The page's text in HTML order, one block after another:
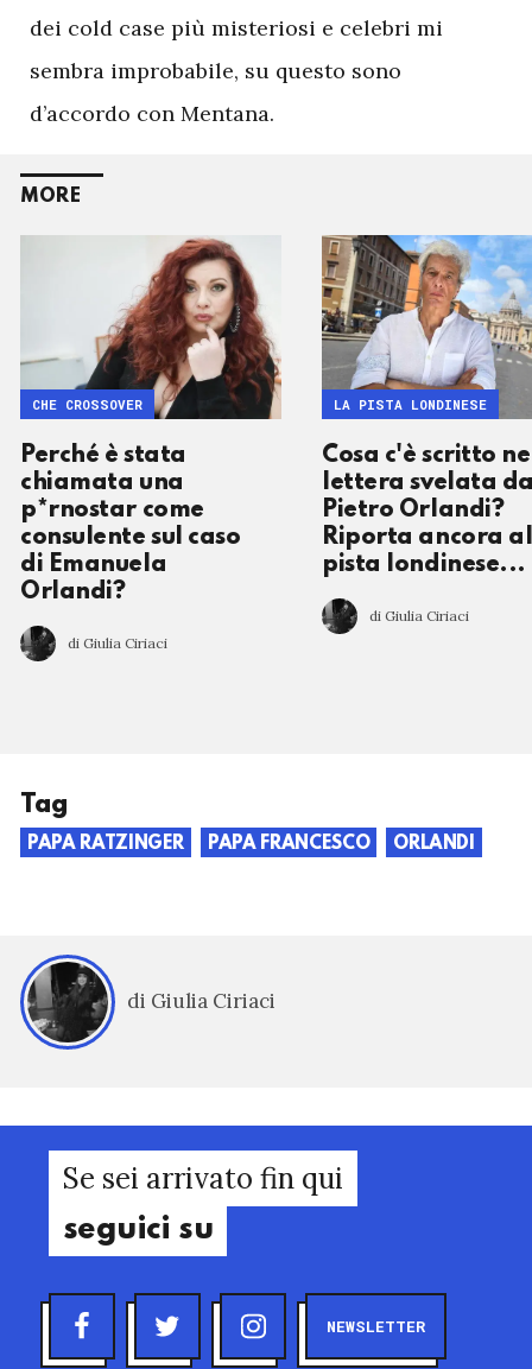
dei cold case più misteriosi e celebri mi
sembra improbabile, su questo sono
d’accordo con Mentana.
MORE
Perché è stata
chiamata una
p*rnostar come
consulente sul caso
di Emanuela
Orlandi?
di Giulia Ciriaci
CHE CROSSOVER
Cosa c'è scritto
lettera svelata
Pietro Orlandi?
Riporta ancora
pista londinese...
di Giulia Ciriaci
LA PISTA LONDINESE
Tag
PAPA RATZINGER PAPA FRANCESCO ORLANDI
di Giulia Ciriaci
Se sei arrivato fin qui
seguici su
NEWSLETTER